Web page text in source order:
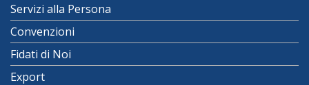
Servizi alla Persona
Convenzioni
Fidati di Noi
Export